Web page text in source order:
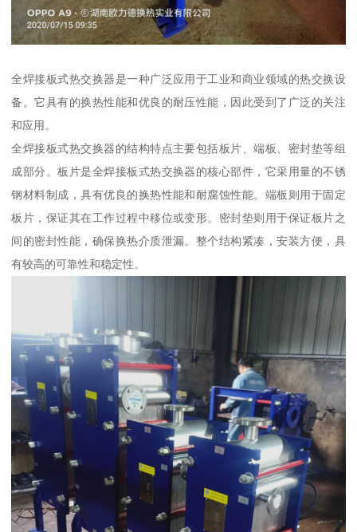
全焊接板式热交换器是一种广泛应用于工业和商业领域的热交换设
备。它具有的换热性能和优良的耐压性能，因此受到了广泛的关注
和应用。
全焊接板式热交换器的结构特点主要包括板片、端板、密封垫等组
成部分。板片是全焊接板式热交换器的核心部件，它采用量的不锈
钢材料制成，具有优良的换热性能和耐腐蚀性能。端板则用于固定
板片，保证其在工作过程中移位或变形。密封垫则用于保证板片之
间的密封性能，确保换热介质泄漏。整个结构紧凑，安装方便，具
有较高的可靠性和稳定性。